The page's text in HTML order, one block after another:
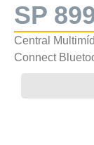
SP
Central
Connect